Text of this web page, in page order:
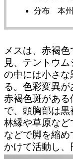
分布 本州
メスは、赤褐
見、テントウ
の中には小さな
る。色彩変異
赤褐色斑があ
で、頭胸部は黒
林縁や草原な
などで脚を縮
かけて活動し、